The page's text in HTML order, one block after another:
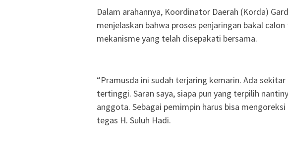
Dalam arahannya, Koordinator Daerah (Korda)
menjelaskan bahwa proses penjaringan bakal
mekanisme yang telah disepakati bersama.
“Pramusda ini sudah terjaring kemarin. Ada
tertinggi. Saran saya, siapa pun yang terpilih
anggota. Sebagai pemimpin harus bisa
tegas H. Suluh Hadi.